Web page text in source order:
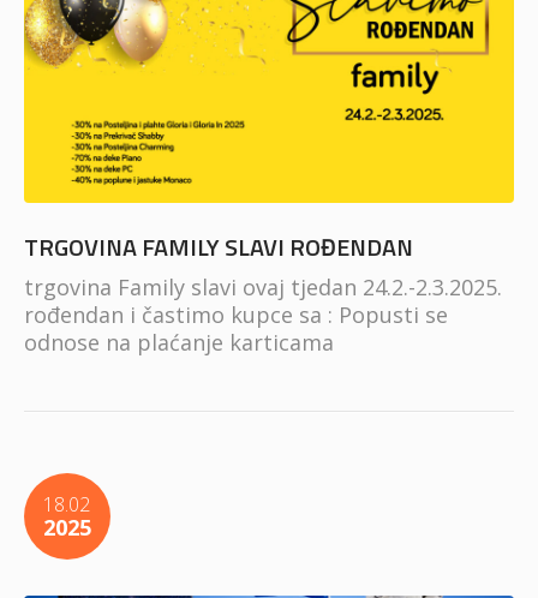
TRGOVINA FAMILY SLAVI ROĐENDAN
trgovina Family slavi ovaj tjedan 24.2.-2.3.2025.
rođendan i častimo kupce sa : Popusti se
odnose na plaćanje karticama
18.02
2025